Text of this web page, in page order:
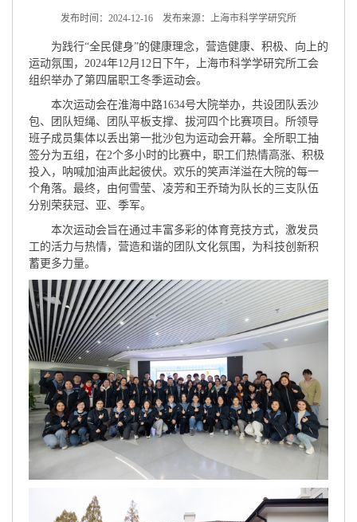
发布时间：2024-12-16 发布来源：上海市科学学研究所
为践行“全民健身”的健康理念，营造健康、积极、向上的
运动氛围，2024年12月12日下午，上海市科学学研究所工会
组织举办了第四届职工冬季运动会。
本次运动会在淮海中路1634号大院举办，共设团队丢沙
包、团队短绳、团队平板支撑、拔河四个比赛项目。所领导
班子成员集体以丢出第一批沙包为运动会开幕。全所职工抽
签分为五组，在2个多小时的比赛中，职工们热情高涨、积极
投入，呐喊加油声此起彼伏。欢乐的笑声洋溢在大院的每一
个角落。最终，由何雪莹、凌芳和王乔琦为队长的三支队伍
分别荣获冠、亚、季军。
本次运动会旨在通过丰富多彩的体育竞技方式，激发员
工的活力与热情，营造和谐的团队文化氛围，为科技创新积
蓄更多力量。